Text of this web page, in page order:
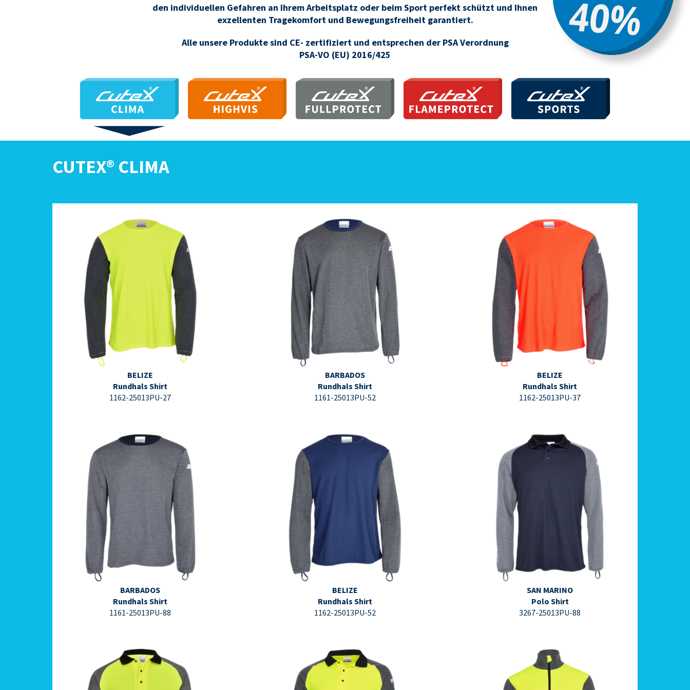
den individuellen Gefahren an Ihrem Arbeitsplatz oder beim Sport perfekt schützt und Ihnen
exzellenten Tragekomfort und Bewegungsfreiheit garantiert.
Alle unsere Produkte sind CE- zertifiziert und entsprechen der PSA Verordnung
PSA-VO (EU) 2016/425
CLIMA HIGHVIS FULLPROTECT FLAMEPROTECT SPORTS
CUTEX® CLIMA
BELIZE
Rundhals Shirt
1162-25013PU-27
⇩ Datenblatt PDF ⇩
BARBADOS
Rundhals Shirt
1161-25013PU-52
⇩ Datenblatt PDF ⇩
BELIZE
Rundhals Shirt
1162-25013PU-37
⇩ Datenblatt PDF ⇩
BARBADOS
Rundhals Shirt
1161-25013PU-88
⇩ Datenblatt PDF ⇩
BELIZE
Rundhals Shirt
1162-25013PU-52
⇩ Datenblatt PDF ⇩
SAN MARINO
Polo Shirt
3267-25013PU-88
⇩ Datenblatt PDF ⇩